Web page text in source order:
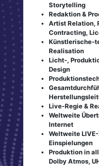
Storytelling
Redaktion &
Artist Relation,
Contracting,
Künstlerische-
Realisation
Licht-,
Design
Live-Regie &
Weltweite
Internet
Weltweite
Einspielungen
Produktion in
Dolby Atmos,